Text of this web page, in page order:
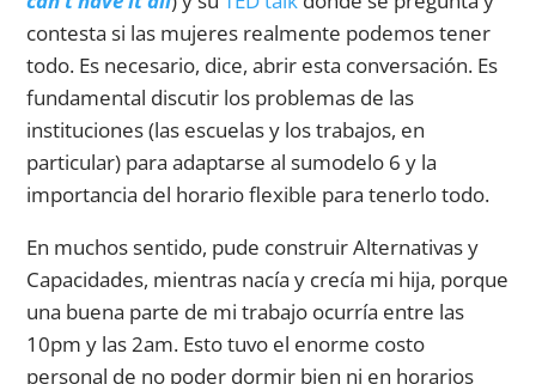
contesta si las mujeres realmente podemos tener
todo. Es necesario, dice, abrir esta conversación. Es
fundamental discutir los problemas de las
instituciones (las escuelas y los trabajos, en
particular) para adaptarse al sumodelo 6 y la
importancia del horario flexible para tenerlo todo.
En muchos sentido, pude construir Alternativas y
Capacidades, mientras nacía y crecía mi hija, porque
una buena parte de mi trabajo ocurría entre las
10pm y las 2am. Esto tuvo el enorme costo
personal de no poder dormir bien ni en horarios